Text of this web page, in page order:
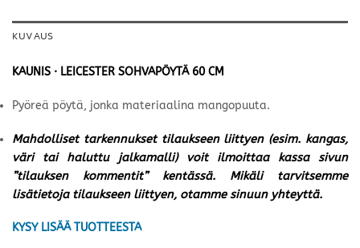
KUVAUS
KAUNIS · LEICESTER SOHVAPÖYTÄ 60 CM
Pyöreä pöytä, jonka materiaalina mangopuuta.
Mahdolliset tarkennukset tilaukseen liittyen (esim. kangas,
väri tai haluttu jalkamalli) voit ilmoittaa kassa sivun
”tilauksen kommentit” kentässä. Mikäli tarvitsemme
lisätietoja tilaukseen liittyen, otamme sinuun yhteyttä.
KYSY LISÄÄ TUOTTEESTA